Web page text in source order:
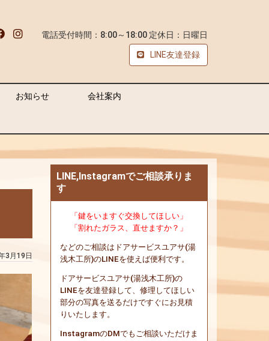
電話受付時間：8:00～18:00 定休日：日曜日
LINE友達登録
お知らせ 会社案内
3月19日
LINE,Instagramでご相談承りま
す
「鍵をいますぐ交換してほしい」
「割れたガラス、直せますか？」
などのご相談はドアサービスユアサ(湯
浅木工所)のLINEを使えば便利です。
ドアサービスユアサ(湯浅木工所)の
LINEを友達登録して、修理してほしい
部分の写真を送るだけですぐにお見積
りいたします。
InstagramのDMでもご相談いただけま